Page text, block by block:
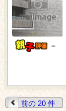
－
前の 20 件